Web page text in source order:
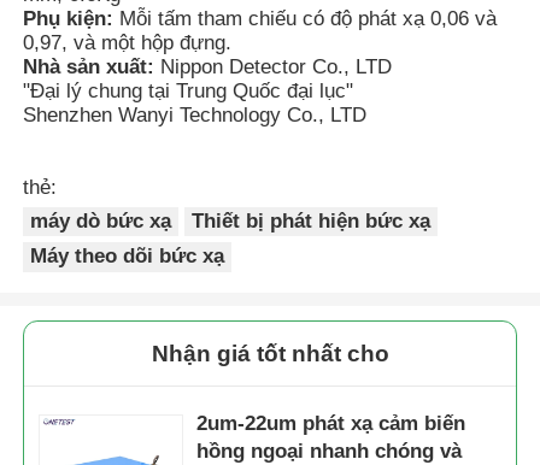
Cảm biến tia X
Hệ thống giám sát bức xạ hạt nhân
máy dò radon
Máy đo ion âm trong khí quyển
Máy phát hiện PM2,5
Bộ đếm hạt bụi
Phụ kiện: Mỗi tấm tham chiếu có độ phát xạ 0,06 và
0,97, và một hộp đựng.
Nhà sản xuất: Nippon Detector Co., LTD
"Đại lý chung tại Trung Quốc đại lục"
Shenzhen Wanyi Technology Co., LTD
thẻ:
máy dò bức xạ
Thiết bị phát hiện bức xạ
Máy theo dõi bức xạ
Nhận giá tốt nhất cho
2um-22um phát xạ cảm biến
hồng ngoại nhanh chóng và